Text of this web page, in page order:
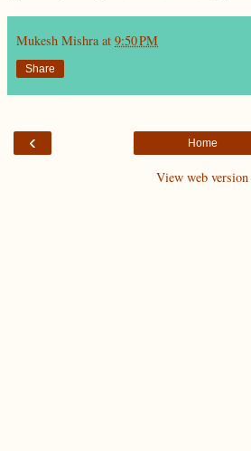
Mukesh Mishra at 9:50 PM
Share
‹ Home
View web version